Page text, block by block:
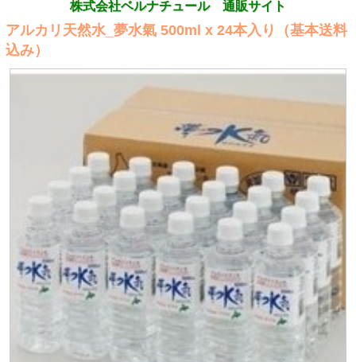
株式会社ベルナチュール 通販サイト
アルカリ天然水_夢水氣 500ml x 24本入り（基本送料
込み）